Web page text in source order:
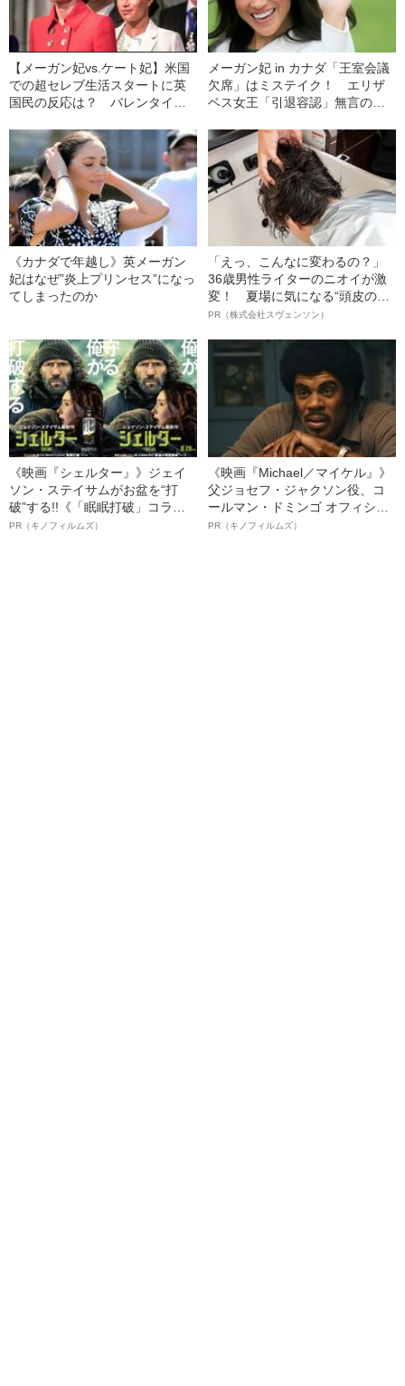
【メーガン妃vs.ケート妃】米国
での超セレブ生活スタートに英
国民の反応は？ バレンタイン
メーガン妃 in カナダ「王室会議
欠席」はミステイク！ エリザ
ベス女王「引退容認」無言のね
《カナダで年越し》英メーガン
妃はなぜ”炎上プリンセス”になっ
てしまったのか
「えっ、こんなに変わるの？」
36歳男性ライターのニオイが激
変！ 夏場に気になる“頭皮のニ
オイ”や“ベタつき”を解消す
ト”が生み出した徹底ケアとは
PR（株式会社スヴェンソン）
《映画『シェルター』》ジェイ
ソン・ステイサムがお盆を“打
破”する!!《「眠眠打破」コラ
ボ》
PR（キノフィルムズ）
《映画『Michael／マイケル』》
父ジョセフ・ジャクソン役、コ
ールマン・ドミンゴ オフィシャ
ルインタビュー“観客を魅了した
PR（キノフィルムズ）